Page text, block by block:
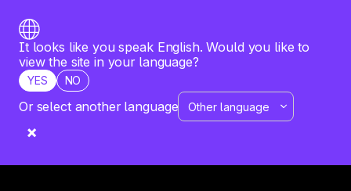
It looks like you speak English. Would you like to
view the site in your language?
YES NO
Or select another language
Mail-Signaturen ohne Code?